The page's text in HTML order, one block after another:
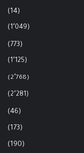
(14)
(1٬049)
(773)
(1٬125)
(2٬768)
(2٬281)
(46)
(173)
(190)